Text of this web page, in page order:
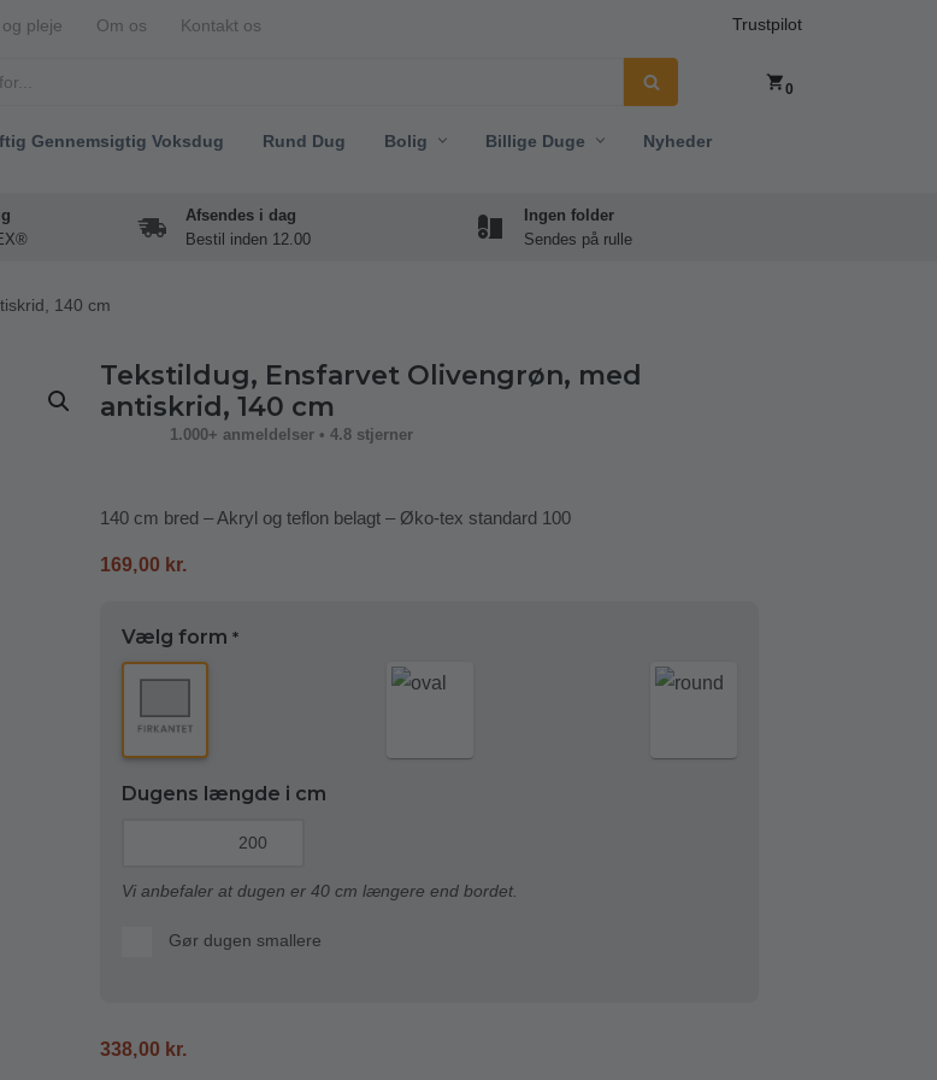
pleje Om os Kontakt os Trustpilot
0
Gennemsigtig Voksdug Rund Dug Bolig Billige Duge
Nyheder
Afsendes i dag
Bestil inden 12.00
Ingen folder
Sendes på rulle
140 cm
Tekstildug, Ensfarvet Olivengrøn, med
antiskrid, 140 cm
1.000+ anmeldelser • 4.8 stjerner
140 cm bred – Akryl og teflon belagt – Øko-tex standard 100
169,00 kr.
Vælg form *
Dugens længde i cm
Vi anbefaler at dugen er 40 cm længere end bordet.
Gør dugen smallere
338,00 kr.